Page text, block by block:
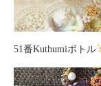
51番Kuthumiボトル